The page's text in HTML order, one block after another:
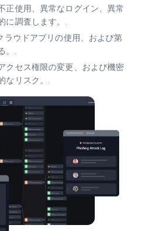
正使用、異常なログイン、異常
に調査します。.
ラウドアプリの使用、および第
。.
なリスク。.